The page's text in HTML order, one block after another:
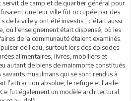
de camp et de quartier général pour
que leur ville fût occupée par des
de la ville y ont été investis ; c'était aussi
où l'enseignement était dispensé, où les
de la communauté étaient examinés.
de l'eau, surtout lors des épisodes
alimentaires, livres, mobiliers et
autant de biens de mainmorte constitués
musulmans qui se sont rendus à
l'attraction absolue, le refuge et l'asile
fut également un modèle architectural